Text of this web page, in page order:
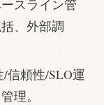
ースライン管
、外部調
/信頼性/SLO運
理。